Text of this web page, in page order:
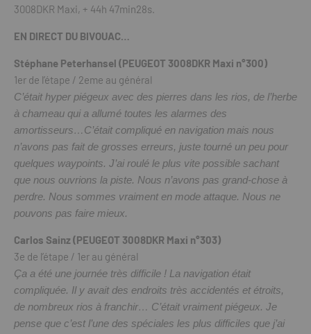
3008DKR Maxi, + 44h 47min28s.
EN DIRECT DU BIVOUAC…
Stéphane Peterhansel (PEUGEOT 3008DKR Maxi n°300)
1er de l’étape / 2eme au général
C’était hyper piégeux avec des pierres dans les rios, de l’herbe
à chameau qui a allumé toutes les alarmes des
amortisseurs…C’était compliqué en navigation mais nous
n’avons pas fait de grosses erreurs, juste tourné un peu pour
quelques waypoints. J’ai roulé le plus vite possible sachant
que nous ouvrions la piste. Nous n’avons pas grand-chose à
perdre. Nous sommes vraiment en mode attaque. Nous ne
pouvons pas faire mieux.
Carlos Sainz (PEUGEOT 3008DKR Maxi n°303)
3e de l’étape / 1er au général
Ça a été une journée très difficile ! La navigation était
compliquée. Il y avait des endroits très accidentés et étroits,
de nombreux rios à franchir… C’était vraiment piégeux. Je
pense que c’est l’une des spéciales les plus difficiles que j’ai